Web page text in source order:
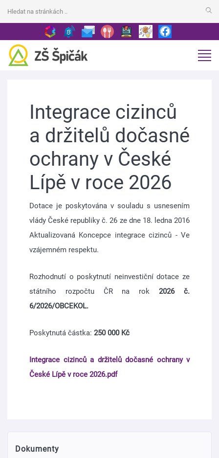
Integrace cizinců
a držitelů dočasné
ochrany v České
Lípě v roce 2026
Dotace je poskytována v souladu s usnesením
vlády České republiky č. 26 ze dne 18. ledna 2016
Aktualizovaná Koncepce integrace cizinců - Ve
vzájemném respektu.
Rozhodnutí o poskytnutí neinvestiční dotace ze
státního rozpočtu ČR na rok2026 č.
6/2026/OBCEKOL.
Poskytnutá částka: 250 000 Kč
Integrace cizinců a držitelů dočasné ochrany v
České Lípě v roce 2026.pdf
Dokumenty